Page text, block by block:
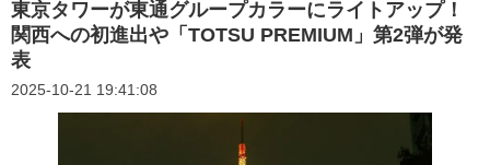
東京タワーが東通グループカラーにライトアップ！
関西への初進出や「TOTSU PREMIUM」第2弾が発
表
2025-10-21 19:41:08